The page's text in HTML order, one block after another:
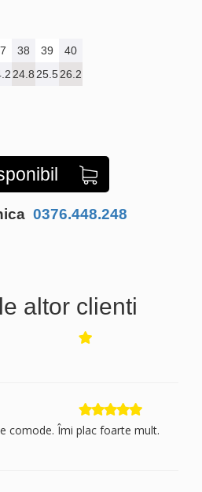
38 39
40
24.8 25.526.2
0376.448.248
altor clienti
comode. Îmi plac foarte mult.